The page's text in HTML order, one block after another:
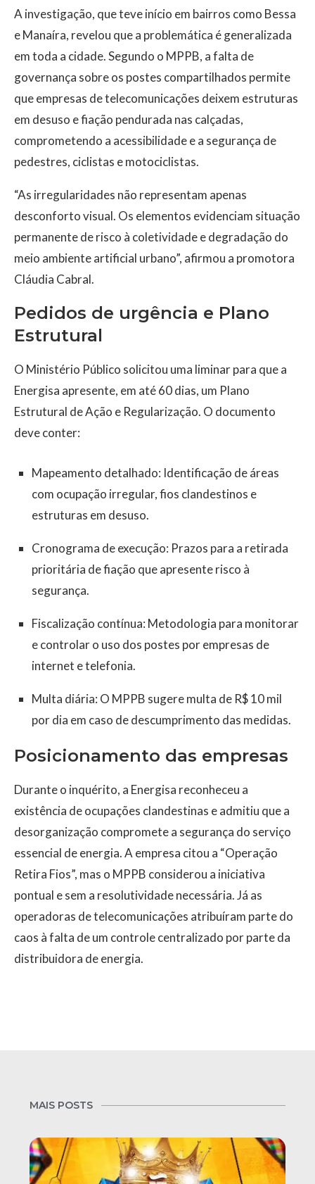
A investigação, que teve início em bairros como Bessa
e Manaíra, revelou que a problemática é generalizada
em toda a cidade. Segundo o MPPB, a falta de
governança sobre os postes compartilhados permite
que empresas de telecomunicações deixem estruturas
em desuso e fiação pendurada nas calçadas,
comprometendo a acessibilidade e a segurança de
pedestres, ciclistas e motociclistas.
“As irregularidades não representam apenas
desconforto visual. Os elementos evidenciam situação
permanente de risco à coletividade e degradação do
meio ambiente artificial urbano”, afirmou a promotora
Cláudia Cabral.
Pedidos de urgência e Plano
Estrutural
O Ministério Público solicitou uma liminar para que a
Energisa apresente, em até 60 dias, um Plano
Estrutural de Ação e Regularização. O documento
deve conter:
Mapeamento detalhado: Identificação de áreas
com ocupação irregular, fios clandestinos e
estruturas em desuso.
Cronograma de execução: Prazos para a retirada
prioritária de fiação que apresente risco à
segurança.
Fiscalização contínua: Metodologia para monitorar
e controlar o uso dos postes por empresas de
internet e telefonia.
Multa diária: O MPPB sugere multa de R$ 10 mil
por dia em caso de descumprimento das medidas.
Posicionamento das empresas
Durante o inquérito, a Energisa reconheceu a
existência de ocupações clandestinas e admitiu que a
desorganização compromete a segurança do serviço
essencial de energia. A empresa citou a “Operação
Retira Fios”, mas o MPPB considerou a iniciativa
pontual e sem a resolutividade necessária. Já as
operadoras de telecomunicações atribuíram parte do
caos à falta de um controle centralizado por parte da
distribuidora de energia.
MAIS POSTS